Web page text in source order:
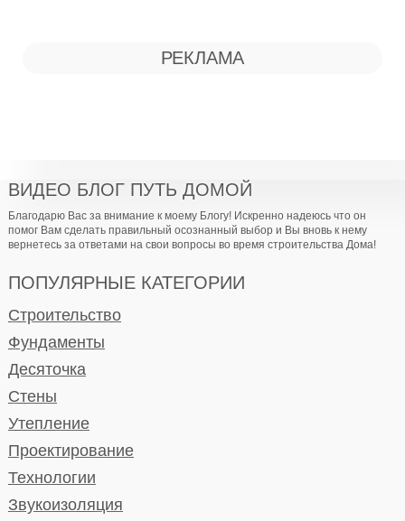
РЕКЛАМА
ВИДЕО БЛОГ ПУТЬ ДОМОЙ
Благодарю Вас за внимание к моему Блогу! Искренно надеюсь что он
помог Вам сделать правильный осознанный выбор и Вы вновь к нему
вернетесь за ответами на свои вопросы во время строительства Дома!
ПОПУЛЯРНЫЕ КАТЕГОРИИ
Строительство
Фундаменты
Десяточка
Стены
Утепление
Проектирование
Технологии
Звукоизоляция